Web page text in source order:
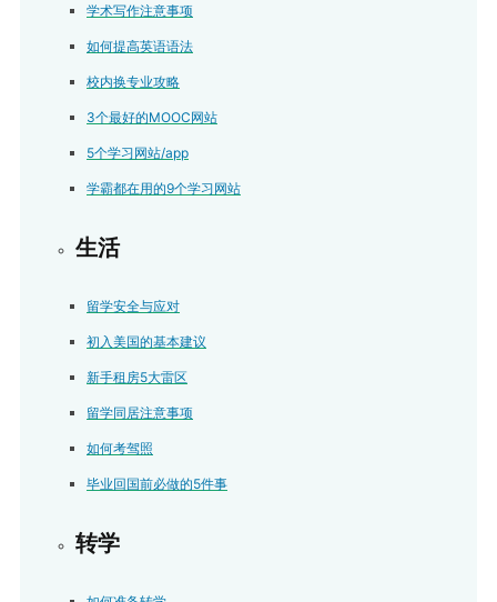
学术写作注意事项
如何提高英语语法
校内换专业攻略
3个最好的MOOC网站
5个学习网站/app
学霸都在用的9个学习网站
生活
留学安全与应对
初入美国的基本建议
新手租房5大雷区
留学同居注意事项
如何考驾照
毕业回国前必做的5件事
转学